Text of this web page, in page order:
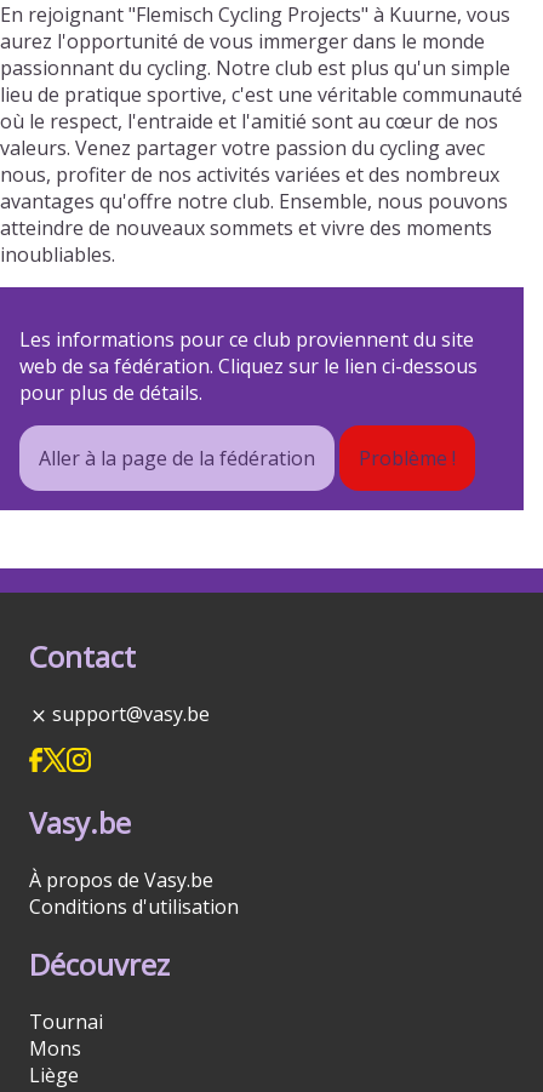
En rejoignant "Flemisch Cycling Projects" à Kuurne, vous
aurez l'opportunité de vous immerger dans le monde
passionnant du cycling. Notre club est plus qu'un simple
lieu de pratique sportive, c'est une véritable communauté
où le respect, l'entraide et l'amitié sont au cœur de nos
valeurs. Venez partager votre passion du cycling avec
nous, profiter de nos activités variées et des nombreux
avantages qu'offre notre club. Ensemble, nous pouvons
atteindre de nouveaux sommets et vivre des moments
inoubliables.
Les informations pour ce club proviennent du site
web de sa fédération. Cliquez sur le lien ci-dessous
pour plus de détails.
Aller à la page de la fédération Problème !
Contact
support@vasy.be
Vasy.be
À propos de Vasy.be
Conditions d'utilisation
Découvrez
Tournai
Mons
Liège